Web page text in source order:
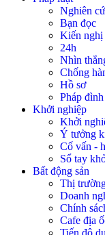
Nghiên
Bạn đọc
Kiến nghị
24h
Nhìn
Chống
Hồ sơ
Pháp đình
Khởi nghiệp
Khởi
Ý tưởng
Cố vấn -
Sổ tay
Bất động sản
Thị
Doanh
Chính
Cafe địa
Tiến độ